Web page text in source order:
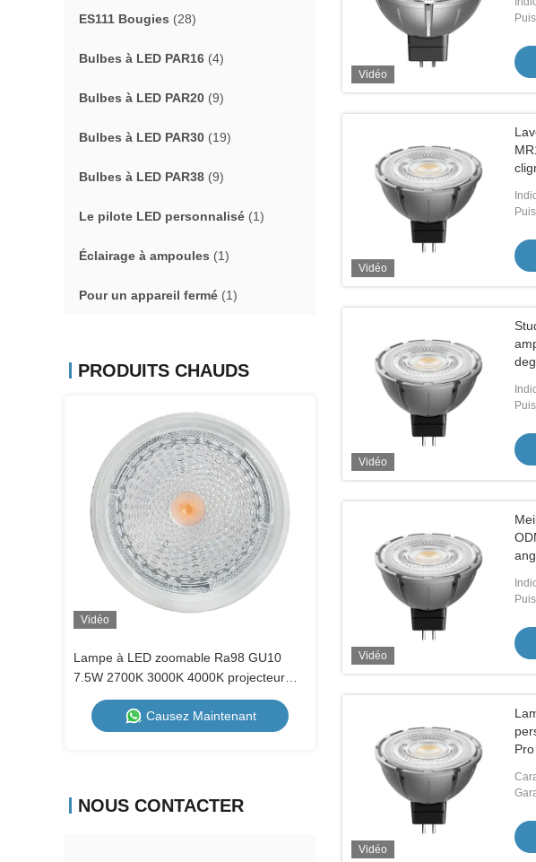
ES111 Bougies (28)
Bulbes à LED PAR16 (4)
Bulbes à LED PAR20 (9)
Bulbes à LED PAR30 (19)
Bulbes à LED PAR38 (9)
Le pilote LED personnalisé (1)
Éclairage à ampoules (1)
Pour un appareil fermé (1)
PRODUITS CHAUDS
Vidéo
Lampe à LED zoomable Ra98 GU10
7.5W 2700K 3000K 4000K projecteur
atténuée
Causez Maintenant
3W MR11 Petite lampe GU10 35mm
230V GU10 Mini projecteur Dim à
NOUS CONTACTER
Vidéo
Vidéo
Vidéo
Vidéo
Vidéo